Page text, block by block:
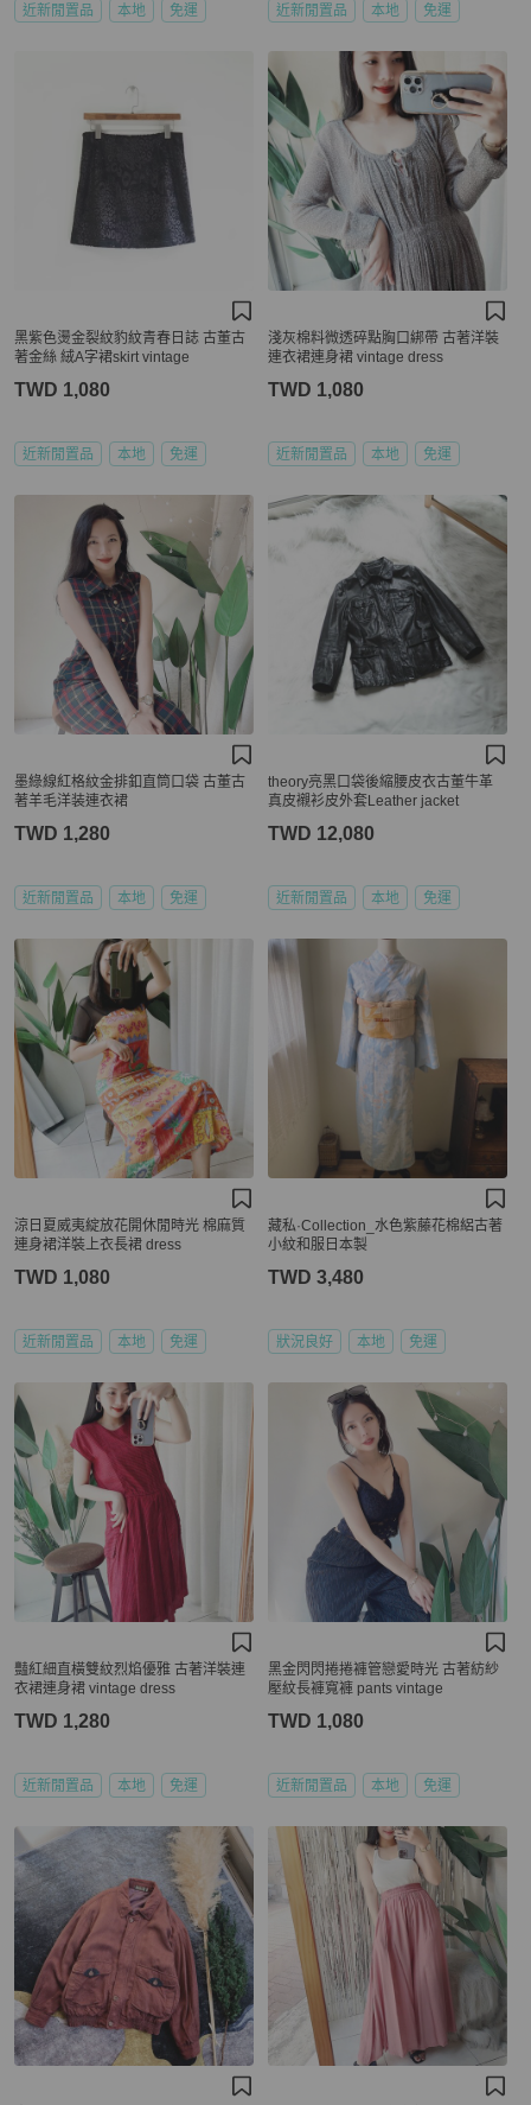
近新閒置品 本地 免運 近新閒置品 本地 免運
黑紫色燙金裂紋豹紋青春日誌 古董古
著金絲 絨A字裙skirt vintage
TWD 1,080
近新閒置品 本地 免運
淺灰棉料微透碎點胸口綁帶 古著洋裝
連衣裙連身裙 vintage dress
TWD 1,080
近新閒置品 本地 免運
墨綠線紅格紋金排釦直筒口袋 古董古
著羊毛洋装連衣裙
TWD 1,280
近新閒置品 本地 免運
theory亮黑口袋後縮腰皮衣古董牛革
真皮襯衫皮外套Leather jacket
TWD 12,080
近新閒置品 本地 免運
涼日夏威夷綻放花開休閒時光 棉麻質
連身裙洋裝上衣長裙 dress
TWD 1,080
近新閒置品 本地 免運
藏私·Collection_水色紫藤花棉絽古著
小紋和服日本製
TWD 3,480
狀況良好 本地 免運
豔紅細直橫雙紋烈焰優雅 古著洋裝連
衣裙連身裙 vintage dress
TWD 1,280
近新閒置品 本地 免運
黑金閃閃捲捲褲管戀愛時光 古著紡紗
壓紋長褲寬褲 pants vintage
TWD 1,080
近新閒置品 本地 免運